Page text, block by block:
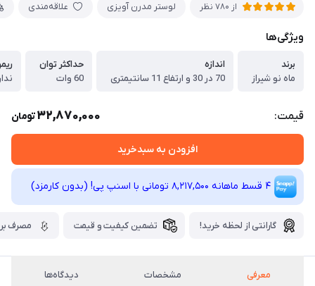
از 780 نظر لوستر مدرن آویزی علاقه‌مندی
ویژگی‌ها
برند
ماه نو شیراز
اندازه
70 در 30 و ارتفاع 11 سانتیمتری
حداکثر توان
60 وات
قیمت: 32,870,000تومان
افزودن به سبدخرید
4 قسط ماهانه 8,217,500 تومانی با اسنپ ‌پی! (بدون کارمزد)
گارانتی از لحظه خرید! تضمین کیفیت و قیمت مصرف
معرفی مشخصات دیدگاه‌ها